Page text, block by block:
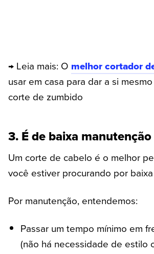
→ Leia mais: O melhor cortador
usar em casa para dar a si
corte de zumbido
3. É de baixa manutenção
Um corte de cabelo é o melhor
você estiver procurando por
Por manutenção, entendemos:
Passar um tempo mínimo em
(não há necessidade de estilo